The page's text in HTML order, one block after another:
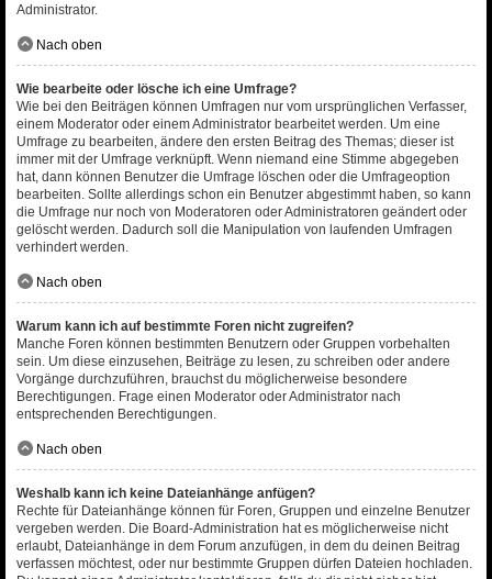
Administrator.
Nach oben
Wie bearbeite oder lösche ich eine Umfrage?
Wie bei den Beiträgen können Umfragen nur vom ursprünglichen Verfasser,
einem Moderator oder einem Administrator bearbeitet werden. Um eine
Umfrage zu bearbeiten, ändere den ersten Beitrag des Themas; dieser ist
immer mit der Umfrage verknüpft. Wenn niemand eine Stimme abgegeben
hat, dann können Benutzer die Umfrage löschen oder die Umfrageoption
bearbeiten. Sollte allerdings schon ein Benutzer abgestimmt haben, so kann
die Umfrage nur noch von Moderatoren oder Administratoren geändert oder
gelöscht werden. Dadurch soll die Manipulation von laufenden Umfragen
verhindert werden.
Nach oben
Warum kann ich auf bestimmte Foren nicht zugreifen?
Manche Foren können bestimmten Benutzern oder Gruppen vorbehalten
sein. Um diese einzusehen, Beiträge zu lesen, zu schreiben oder andere
Vorgänge durchzuführen, brauchst du möglicherweise besondere
Berechtigungen. Frage einen Moderator oder Administrator nach
entsprechenden Berechtigungen.
Nach oben
Weshalb kann ich keine Dateianhänge anfügen?
Rechte für Dateianhänge können für Foren, Gruppen und einzelne Benutzer
vergeben werden. Die Board-Administration hat es möglicherweise nicht
erlaubt, Dateianhänge in dem Forum anzufügen, in dem du deinen Beitrag
verfassen möchtest, oder nur bestimmte Gruppen dürfen Dateien hochladen.